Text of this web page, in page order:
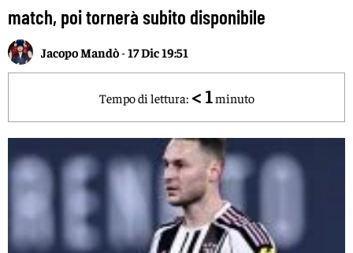
match, poi tornerà subito disponibile
Jacopo Mandò-17 Dic 19:51
Tempo di lettura: < 1 minuto